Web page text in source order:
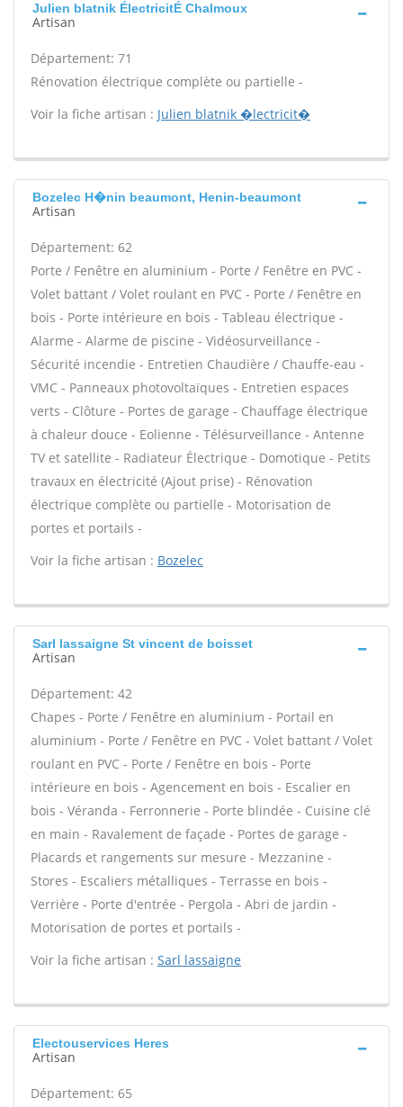
Julien blatnik ÉlectricitÉ Chalmoux
Artisan
Département: 71
Rénovation électrique complète ou partielle -
Voir la fiche artisan : Julien blatnik �lectricit�
Bozelec H�nin beaumont, Henin-beaumont
Artisan
Département: 62
Porte / Fenêtre en aluminium - Porte / Fenêtre en PVC -
Volet battant / Volet roulant en PVC - Porte / Fenêtre en
bois - Porte intérieure en bois - Tableau électrique -
Alarme - Alarme de piscine - Vidéosurveillance -
Sécurité incendie - Entretien Chaudière / Chauffe-eau -
VMC - Panneaux photovoltaïques - Entretien espaces
verts - Clôture - Portes de garage - Chauffage électrique
à chaleur douce - Eolienne - Télésurveillance - Antenne
TV et satellite - Radiateur Électrique - Domotique - Petits
travaux en électricité (Ajout prise) - Rénovation
électrique complète ou partielle - Motorisation de
portes et portails -
Voir la fiche artisan : Bozelec
Sarl lassaigne St vincent de boisset
Artisan
Département: 42
Chapes - Porte / Fenêtre en aluminium - Portail en
aluminium - Porte / Fenêtre en PVC - Volet battant / Volet
roulant en PVC - Porte / Fenêtre en bois - Porte
intérieure en bois - Agencement en bois - Escalier en
bois - Véranda - Ferronnerie - Porte blindée - Cuisine clé
en main - Ravalement de façade - Portes de garage -
Placards et rangements sur mesure - Mezzanine -
Stores - Escaliers métalliques - Terrasse en bois -
Verrière - Porte d'entrée - Pergola - Abri de jardin -
Motorisation de portes et portails -
Voir la fiche artisan : Sarl lassaigne
Electouservices Heres
Artisan
Département: 65